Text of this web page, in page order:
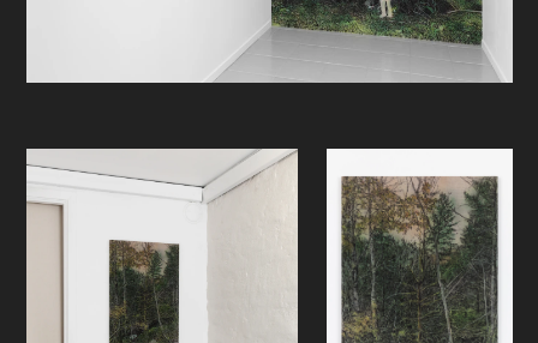
I sine nye arbeider tar Trengereid
utgangspunkt i gamle fortellinger
tilhørighet. En bytting var et barn
som underjordiske vesener hadde
menneskebarn. Det ble antatt at
nyfødte barn var særlig utsatt for å
bli byttet, og siden de underjordiske